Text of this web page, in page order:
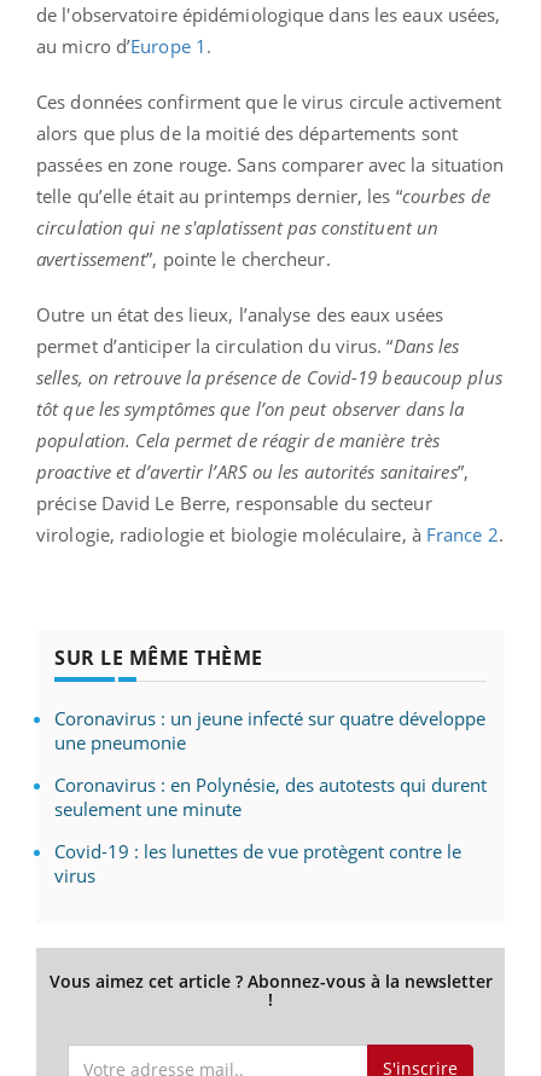
de l'observatoire épidémiologique dans les eaux usées,
au micro d’Europe 1 .
Ces données confirment que le virus circule activement
alors que plus de la moitié des départements sont
passées en zone rouge. Sans comparer avec la situation
telle qu’elle était au printemps dernier, les “courbes de
circulation qui ne s'aplatissent pas constituent un
avertissement”, pointe le chercheur.
Outre un état des lieux, l’analyse des eaux usées
permet d’anticiper la circulation du virus. “Dans les
selles, on retrouve la présence de Covid-19 beaucoup plus
tôt que les symptômes que l’on peut observer dans la
population. Cela permet de réagir de manière très
proactive et d’avertir l’ARS ou les autorités sanitaires”,
précise David Le Berre, responsable du secteur
virologie, radiologie et biologie moléculaire, à France 2.
SUR LE MÊME THÈME
Coronavirus : un jeune infecté sur quatre développe
une pneumonie
Coronavirus : en Polynésie, des autotests qui durent
seulement une minute
Covid-19 : les lunettes de vue protègent contre le
virus
Vous aimez cet article ? Abonnez-vous à la newsletter
!
S'inscrire